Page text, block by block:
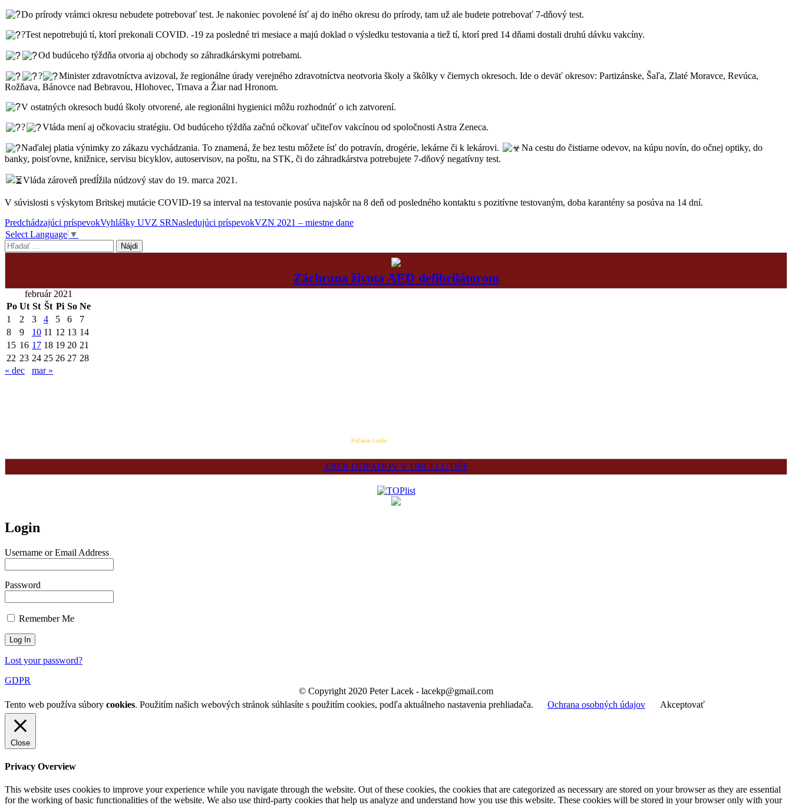
Do prírody vrámci okresu nebudete potrebovať test. Je nakoniec povolené ísť aj do iného okresu do prírody, tam už ale budete potrebovať 7-dňový test.
?Test nepotrebujú tí, ktorí prekonali COVID. -19 za posledné tri mesiace a majú doklad o výsledku testovania a tiež tí, ktorí pred 14 dňami dostali druhú dávku vakcíny.
Od budúceho týždňa otvoria aj obchody so záhradkárskymi potrebami.
?‍
Minister zdravotníctva avizoval, že regionálne úrady verejného zdravotníctva neotvoria školy a škôlky v čiernych okresoch. Ide o deväť okresov: Partizánske, Šaľa, Zlaté Moravce, Revúca,
Rožňava, Bánovce nad Bebravou, Hlohovec, Trnava a Žiar nad Hronom.
V ostatných okresoch budú školy otvorené, ale regionálni hygienici môžu rozhodnúť o ich zatvorení.
?‍ Vláda mení aj očkovaciu stratégiu. Od budúceho týždňa začnú očkovať učiteľov vakcínou od spoločnosti Astra Zeneca.
Naďalej platia výnimky zo zákazu vychádzania. To znamená, že bez testu môžete ísť do potravín, drogérie, lekárne či k lekárovi.
️Na cestu do čistiarne odevov, na kúpu novín, do očnej optiky, do
banky, poisťovne, knižnice, servisu bicyklov, autoservisov, na poštu, na STK, či do záhradkárstva potrebujete 7-dňový negatívny test.
Vláda zároveň predĺžila núdzový stav do 19. marca 2021.
V súvislosti s výskytom Britskej mutácie COVID-19 sa interval na testovanie posúva najskôr na 8 deň od posledného kontaktu s pozitívne testovaným, doba karantény sa posúva na 14 dní.
Navigácia
článkami
Predchádzajúci príspevokVyhlášky UVZ SRNasledujúci príspevokVZN 2021 – miestne dane
Select Language ▼
Hľadať:
Záchrana života AED defibrilátorom
február 2021
Po Ut St Št Pi So Ne
1
2 3 4 5 6
7
8
9 10 11 12 13 14
15 16 17 18 19 20 21
22 23 24 25 26 27 28
« dec
mar »
Počasie Lutiše
ZBER ODPADOV V OBCI LUTIŠE
Login
Username or Email Address
Password
Remember Me
Lost your password?
GDPR
© Copyright 2020 Peter Lacek - lacekp@gmail.com
Tento web používa súbory cookies. Použitím našich webových stránok súhlasíte s použitím cookies, podľa aktuálneho nastavenia prehliadača. Ochrana osobných údajov Akceptovať
Close
Privacy Overview
This website uses cookies to improve your experience while you navigate through the website. Out of these cookies, the cookies that are categorized as necessary are stored on your browser as they are essential
for the working of basic functionalities of the website. We also use third-party cookies that help us analyze and understand how you use this website. These cookies will be stored in your browser only with your